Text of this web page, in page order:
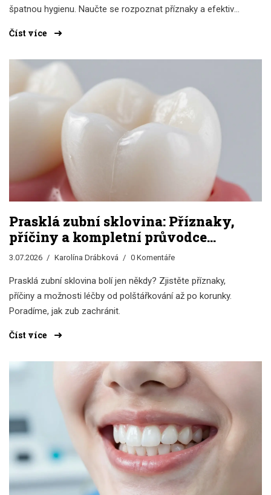
špatnou hygienu. Naučte se rozpoznat příznaky a efektivně
Číst více
Prasklá zubní sklovina: Příznaky,
příčiny a kompletní průvodce
léčbou
3.07.2026 Karolína Drábková 0 Komentáře
Prasklá zubní sklovina bolí jen někdy? Zjistěte příznaky,
příčiny a možnosti léčby od polštářkování až po korunky.
Poradíme, jak zub zachránit.
Číst více